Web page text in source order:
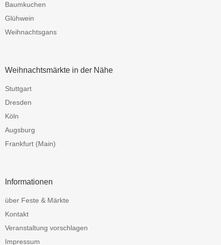
Baumkuchen
Glühwein
Weihnachtsgans
Weihnachtsmärkte in der Nähe
Stuttgart
Dresden
Köln
Augsburg
Frankfurt (Main)
Informationen
über Feste & Märkte
Kontakt
Veranstaltung vorschlagen
Impressum